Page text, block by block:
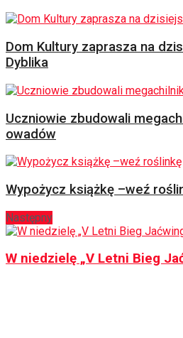
Dom Kultury zaprasza na
Dyblika
Uczniowie zbudowali
owadów
Wypożycz książkę –weź
Następny
W niedzielę „V Letni Bieg